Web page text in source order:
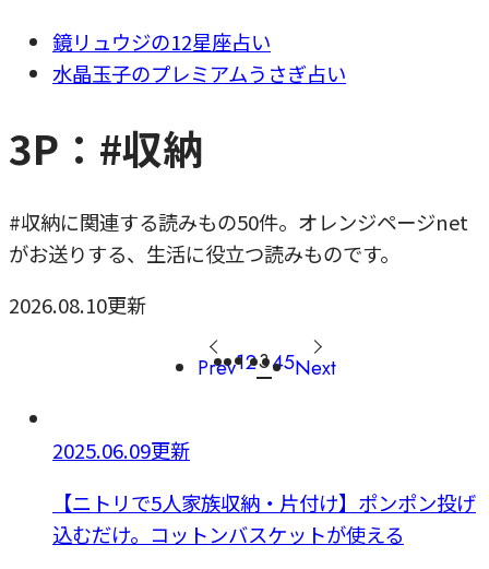
鏡リュウジの12星座占い
水晶玉子のプレミアムうさぎ占い
3P：#収納
#収納に関連する読みもの50件。オレンジページnet
がお送りする、生活に役立つ読みものです。
2026.08.10更新
Prev12345Next
2025.06.09更新
【ニトリで5人家族収納・片付け】ポンポン投げ
込むだけ。コットンバスケットが使える